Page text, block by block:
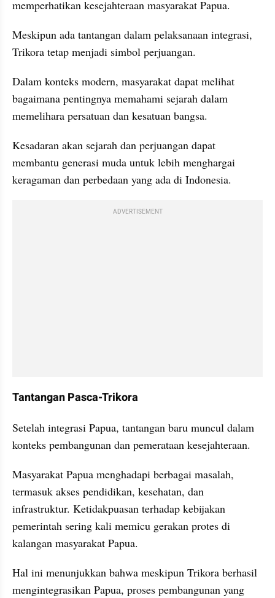
memperhatikan kesejahteraan masyarakat Papua.
Meskipun ada tantangan dalam pelaksanaan integrasi,
Trikora tetap menjadi simbol perjuangan.
Dalam konteks modern, masyarakat dapat melihat
bagaimana pentingnya memahami sejarah dalam
memelihara persatuan dan kesatuan bangsa.
Kesadaran akan sejarah dan perjuangan dapat
membantu generasi muda untuk lebih menghargai
keragaman dan perbedaan yang ada di Indonesia.
ADVERTISEMENT
Tantangan Pasca-Trikora
Setelah integrasi Papua, tantangan baru muncul dalam
konteks pembangunan dan pemerataan kesejahteraan.
Masyarakat Papua menghadapi berbagai masalah,
termasuk akses pendidikan, kesehatan, dan
infrastruktur. Ketidakpuasan terhadap kebijakan
pemerintah sering kali memicu gerakan protes di
kalangan masyarakat Papua.
Hal ini menunjukkan bahwa meskipun Trikora berhasil
mengintegrasikan Papua, proses pembangunan yang